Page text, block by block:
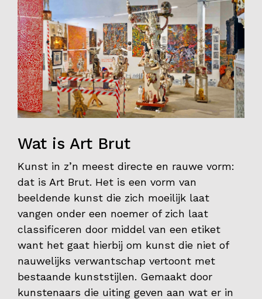
Partners
Vrijwilligers
Contact
Wat is Art Brut
Kunst in z’n meest directe en rauwe vorm:
dat is Art Brut. Het is een vorm van
beeldende kunst die zich moeilijk laat
vangen onder een noemer of zich laat
classificeren door middel van een etiket
want het gaat hierbij om kunst die niet of
nauwelijks verwantschap vertoont met
bestaande kunststijlen. Gemaakt door
kunstenaars die uiting geven aan wat er in